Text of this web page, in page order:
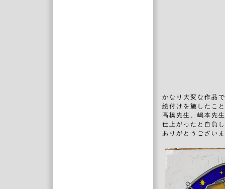
かなり大変な作品
絵付けを施したこ
高橋先生、嶋本先
仕上がったと自負
ありがとうござい